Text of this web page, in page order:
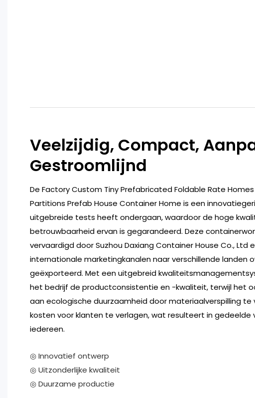
Veelzijdig, Compact,
Gestroomlijnd
De Factory Custom Tiny Prefabricated Foldable Rate Homes
Partitions Prefab House Container Home is een
uitgebreide tests heeft ondergaan, waardoor de hoge
betrouwbaarheid ervan is gegarandeerd. Deze
vervaardigd door Suzhou Daxiang Container House Co., Ltd
internationale marketingkanalen naar verschillende landen
geëxporteerd. Met een uitgebreid
het bedrijf de productconsistentie en -kwaliteit, terwijl het
aan ecologische duurzaamheid door materiaalverspilling te
kosten voor klanten te verlagen, wat resulteert in gedeelde
iedereen.
◎ Innovatief ontwerp
◎ Uitzonderlijke kwaliteit
◎ Duurzame productie